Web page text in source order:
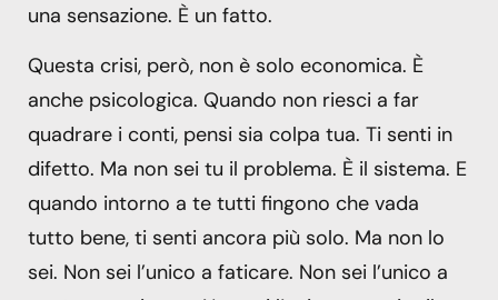
una sensazione. È un fatto.
Questa crisi, però, non è solo economica. È
anche psicologica. Quando non riesci a far
quadrare i conti, pensi sia colpa tua. Ti senti in
difetto. Ma non sei tu il problema. È il sistema. E
quando intorno a te tutti fingono che vada
tutto bene, ti senti ancora più solo. Ma non lo
sei. Non sei l’unico a faticare. Non sei l’unico a